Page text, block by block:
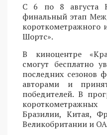
С 6 по 8 августа
финальный этап
короткометражного
Шортс».
В киноцентре
смогут бесплатно
последних сезонов
авторами и
победителей. В
Бразилии, Китая,
Великобритании и